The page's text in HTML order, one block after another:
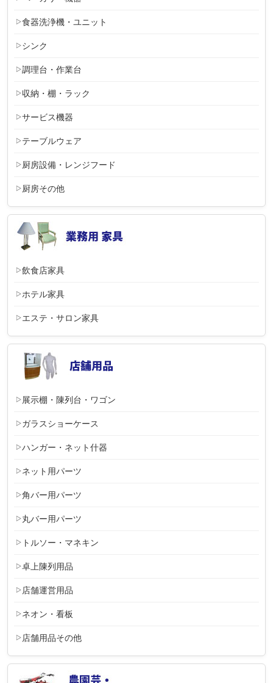
食器洗浄機・ユニット
シンク
調理台・作業台
収納・棚・ラック
サービス機器
テーブルウェア
厨房設備・レンジフード
厨房その他
飲食店家具
ホテル家具
エステ・サロン家具
展示棚・陳列台・ワゴン
ガラスショーケース
ハンガー・ネット什器
ネット用パーツ
角バー用パーツ
丸バー用パーツ
トルソー・マネキン
卓上陳列用品
店舗運営用品
ネオン・看板
店舗用品その他